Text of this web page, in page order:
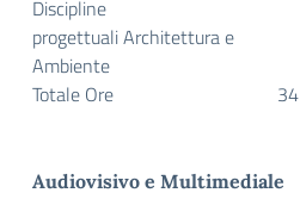
Discipline
progettualiArchitettura e
Ambiente
Totale Ore
34
Audiovisivo e Multimediale